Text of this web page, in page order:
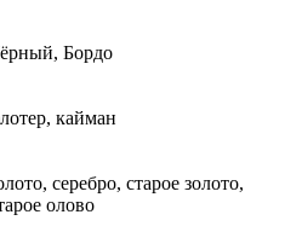
Бордо
кайман
серебро, старое золото,
олово